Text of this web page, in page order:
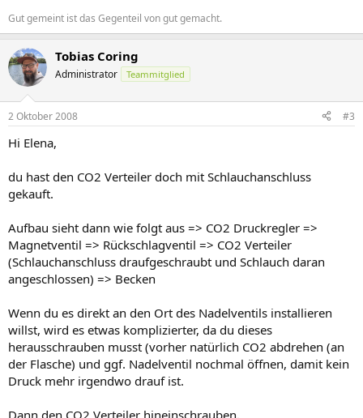
Gut gemeint ist das Gegenteil von gut gemacht.
Tobias Coring
Administrator Teammitglied
2 Oktober 2008 #3
Hi Elena,
du hast den CO2 Verteiler doch mit Schlauchanschluss
gekauft.
Aufbau sieht dann wie folgt aus => CO2 Druckregler =>
Magnetventil => Rückschlagventil => CO2 Verteiler
(Schlauchanschluss draufgeschraubt und Schlauch daran
angeschlossen) => Becken
Wenn du es direkt an den Ort des Nadelventils installieren
willst, wird es etwas komplizierter, da du dieses
herausschrauben musst (vorher natürlich CO2 abdrehen (an
der Flasche) und ggf. Nadelventil nochmal öffnen, damit kein
Druck mehr irgendwo drauf ist.
Dann den CO2 Verteiler hineinschrauben.